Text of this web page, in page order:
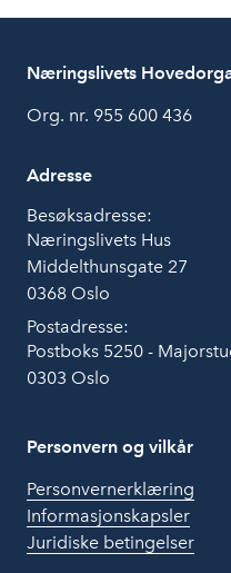
Næringslivets
Org. nr. 955 600 436
Adresse
Besøksadresse:
Næringslivets Hus
Middelthunsgate 27
0368 Oslo
Postadresse:
Postboks 5250 -
0303 Oslo
Personvern og vilkår
Personvernerklæring
Informasjonskapsler
Juridiske betingelser